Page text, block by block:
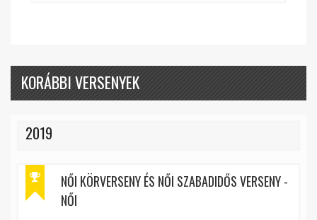
KORÁBBI VERSENYEK
2019
NŐI KÖRVERSENY ÉS NŐI SZABADIDŐS VERSENY -
NŐI